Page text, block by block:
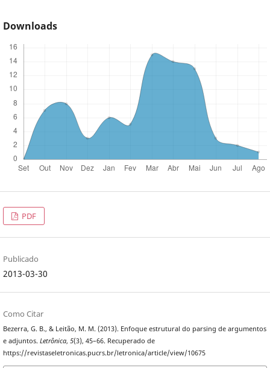
Downloads
PDF
Publicado
2013-03-30
Como Citar
Bezerra, G. B., & Leitão, M. M. (2013). Enfoque estrutural do parsing de argumentos
e adjuntos. Letrônica, 5(3), 45–66. Recuperado de
https://revistaseletronicas.pucrs.br/letronica/article/view/10675